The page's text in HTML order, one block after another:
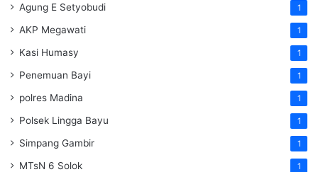
Agung E Setyobudi 1
AKP Megawati 1
Kasi Humasy 1
Penemuan Bayi 1
polres Madina 1
Polsek Lingga Bayu 1
Simpang Gambir 1
MTsN 6 Solok 1